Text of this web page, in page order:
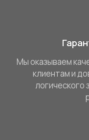
Мы оказываем
клиентам и
логического